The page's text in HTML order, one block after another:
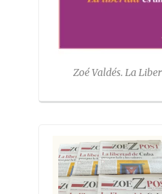
Zoé Valdés. La